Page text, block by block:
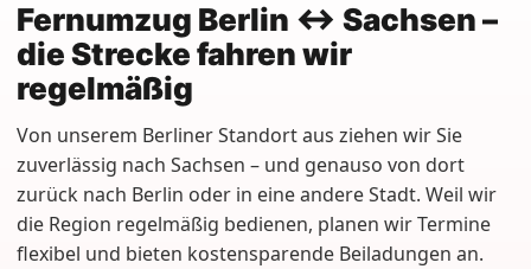
Fernumzug Berlin ↔ Sachsen –
die Strecke fahren wir
regelmäßig
Von unserem Berliner Standort aus ziehen wir Sie
zuverlässig nach Sachsen – und genauso von dort
zurück nach Berlin oder in eine andere Stadt. Weil wir
die Region regelmäßig bedienen, planen wir Termine
flexibel und bieten kostensparende Beiladungen an.